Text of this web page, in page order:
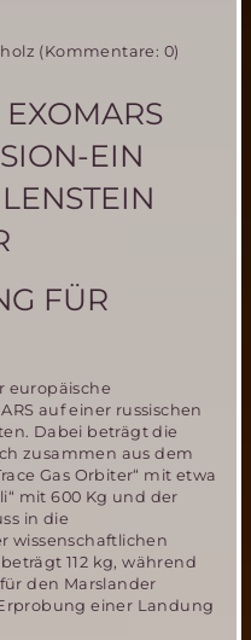
(Kommentare: 0)
EIN
FÜR
europäische
auf einer russischen
Dabei beträgt die
zusammen aus dem
Gas Orbiter“ mit etwa
mit 600 Kg und der
in die
wissenschaftlichen
112 kg, während
den Marslander
einer Landung